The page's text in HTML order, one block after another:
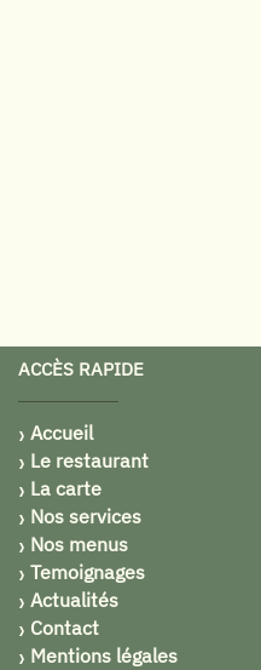
ACCÈS RAPIDE
Accueil
Le restaurant
La carte
Nos services
Nos menus
Temoignages
Actualités
Contact
Mentions légales